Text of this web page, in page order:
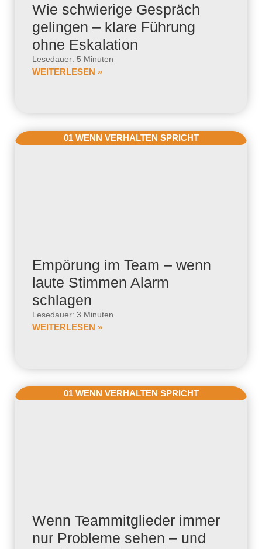
Wie schwierige Gespräch
gelingen – klare Führung
ohne Eskalation
Lesedauer: 5 Minuten
WEITERLESEN »
01 WENN VERHALTEN SPRICHT
Empörung im Team – wenn
laute Stimmen Alarm
schlagen
Lesedauer: 3 Minuten
WEITERLESEN »
01 WENN VERHALTEN SPRICHT
Wenn Teammitglieder immer
nur Probleme sehen – und